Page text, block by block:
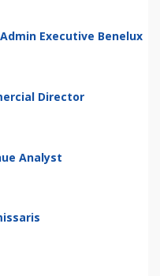
Executive Benelux
Director
Analyst